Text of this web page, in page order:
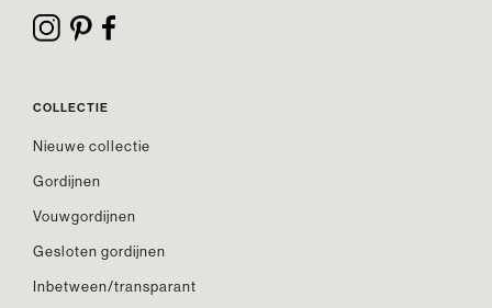
COLLECTIE
Nieuwe collectie
Gordijnen
Vouwgordijnen
Gesloten gordijnen
Inbetween/transparant